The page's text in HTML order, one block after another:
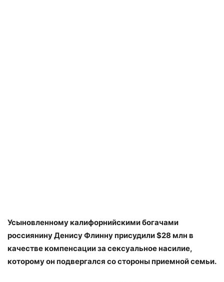
Усыновленному калифорнийскими богачами
россиянину Денису Флинну присудили $28 млн в
качестве компенсации за сексуальное насилие,
которому он подвергался со стороны приемной семьи.